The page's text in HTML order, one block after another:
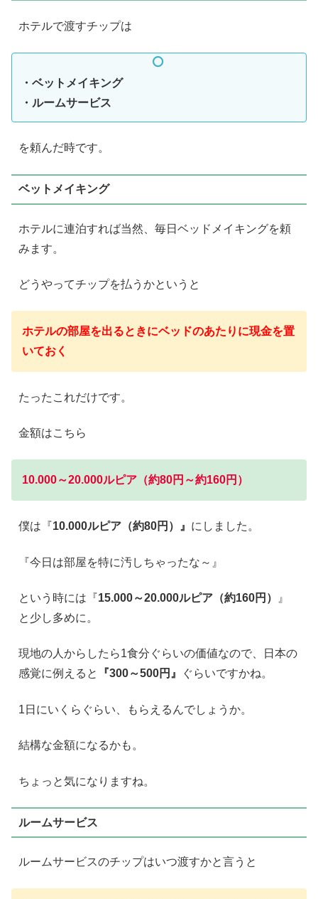
ホテルで渡すチップは
・ベットメイキング
・ルームサービス
を頼んだ時です。
ベットメイキング
ホテルに連泊すれば当然、毎日ベッドメイキングを頼
みます。
どうやってチップを払うかというと
ホテルの部屋を出るときにベッドのあたりに現金を置
いておく
たったこれだけです。
金額はこちら
10.000～20.000ルピア（約80円～約160円）
僕は『10.000ルピア（約80円）』 にしました。
『今日は部屋を特に汚しちゃったな～』
という時には『15.000～20.000ルピア（約160円）
』
と少し多めに。
現地の人からしたら1食分ぐらいの価値なので、日本の
感覚に例えると
『300～500円』 ぐらいですかね。
1日にいくらぐらい、もらえるんでしょうか。
結構な金額になるかも。
ちょっと気になりますね。
ルームサービス
ルームサービスのチップはいつ渡すかと言うと